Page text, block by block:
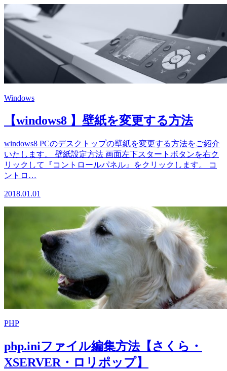
Windows
【windows8 】壁紙を変更する方法
windows8 PCのデスクトップの壁紙を変更する方法をご紹介
いたします。 壁紙設定方法 画面左下スタートボタンを右ク
リックして『コントロールパネル』をクリックします。 コ
ントロ…
2018.01.01
PHP
php.iniファイル編集方法【さくら・
XSERVER・ロリポップ】